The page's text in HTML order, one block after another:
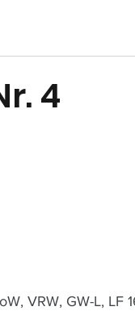
4
VRW, GW-L, LF